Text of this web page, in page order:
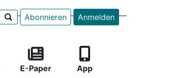
Abonnieren Anmelden
E-Paper App